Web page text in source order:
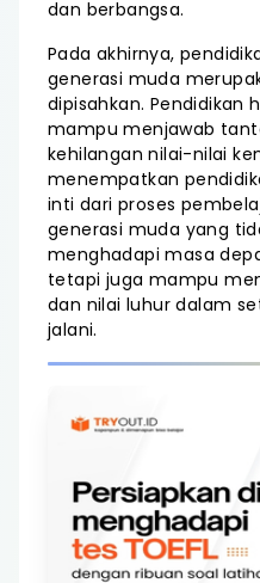
dan berbangsa.
Pada akhirnya,
generasi muda
dipisahkan. Pendidikan
mampu menjawab
kehilangan nilai-nilai
menempatkan
inti dari proses
generasi muda yang
menghadapi masa
tetapi juga mampu
dan nilai luhur dalam
jalani.